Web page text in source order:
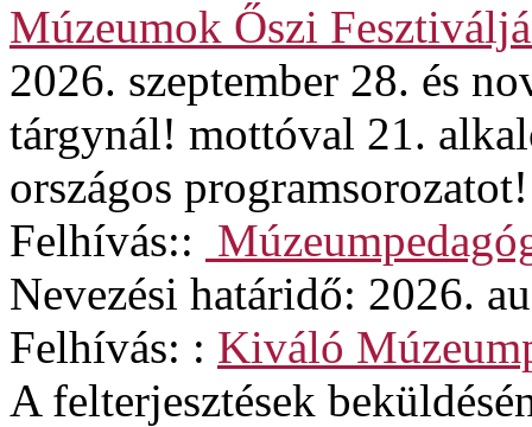
Múzeumok Őszi
2026. szeptember 28. és
tárgynál! mottóval 21.
országos programsorozatot!
Felhívás::
Nevezési határidő: 2026.
Felhívás: : Kiváló
A felterjesztések